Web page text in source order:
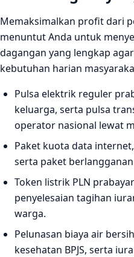
Memaksimalkan profit dari
menuntut Anda untuk
dagangan yang lengkap
kebutuhan harian
Pulsa elektrik reguler
keluarga, serta pulsa
operator nasional lewat
Paket kuota data
serta paket
Token listrik PLN
penyelesaian tagihan
warga.
Pelunasan biaya air
kesehatan BPJS, serta